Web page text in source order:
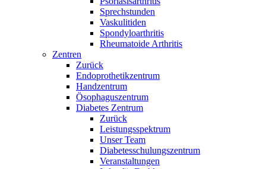
Sprechstunden
Vaskulitiden
Spondyloarthritis
Rheumatoide Arthritis
Zentren
Zurück
Endoprothetikzentrum
Handzentrum
Ösophaguszentrum
Diabetes Zentrum
Zurück
Leistungsspektrum
Unser Team
Diabetesschulungszentrum
Veranstaltungen